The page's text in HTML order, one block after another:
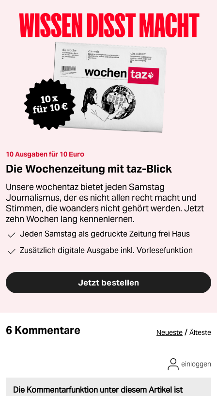
10 Ausgaben für 10 Euro
Die Wochenzeitung mit taz-Blick
Unsere wochentaz bietet jeden Samstag
Journalismus, der es nicht allen recht macht und
Stimmen, die woanders nicht gehört werden. Jetzt
zehn Wochen lang kennenlernen.
Jeden Samstag als gedruckte Zeitung frei Haus
Zusätzlich digitale Ausgabe inkl. Vorlesefunktion
Jetzt bestellen
6 Kommentare Neueste / Älteste
Die Kommentarfunktion unter diesem Artikel ist
einloggen